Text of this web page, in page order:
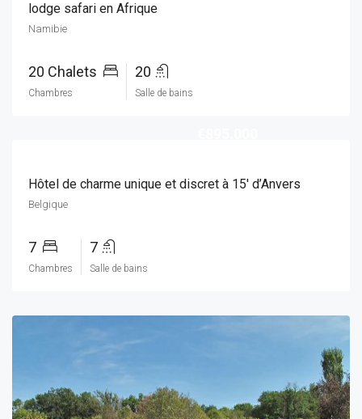
lodge safari en Afrique
Namibie
20 Chalets
Chambres
20
Salle de bains
Hôtel de charme unique et discret à 15′ d’Anvers
Belgique
7
Chambres
7
Salle de bains